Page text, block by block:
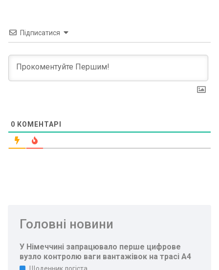
Підписатися
0 КОМЕНТАРІ
Головні новини
У Німеччині запрацювало перше цифрове
вузло контролю ваги вантажівок на трасі A4